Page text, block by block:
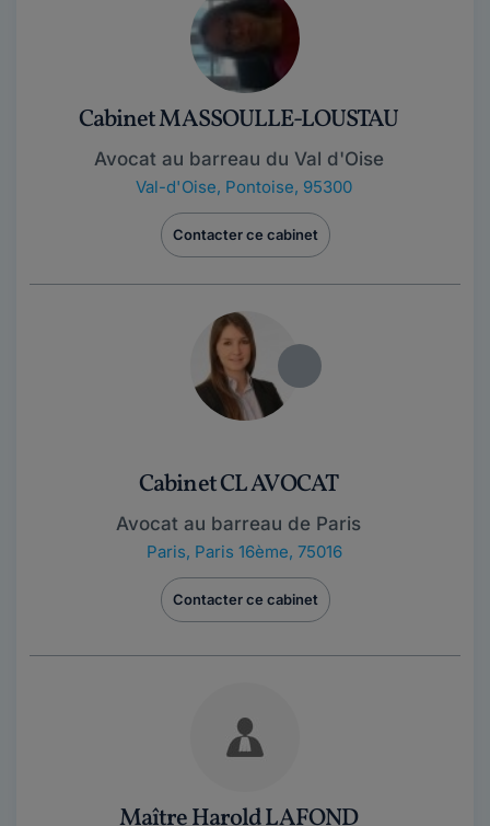
Cabinet MASSOULLE-LOUSTAU
Avocat au barreau du Val d'Oise
Val-d'Oise, Pontoise, 95300
Contacter ce cabinet
Cabinet CL AVOCAT
Avocat au barreau de Paris
Paris, Paris 16ème, 75016
Contacter ce cabinet
Maître Harold LAFOND